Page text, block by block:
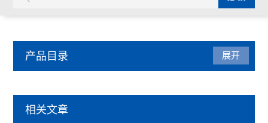
产品目录
吸锡线
展开
相关文章